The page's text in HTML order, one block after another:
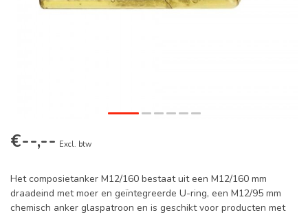
€--,-- Excl. btw
Het composietanker M12/160 bestaat uit een M12/160 mm
draadeind met moer en geïntegreerde U-ring, een M12/95 mm
chemisch anker glaspatroon en is geschikt voor producten met